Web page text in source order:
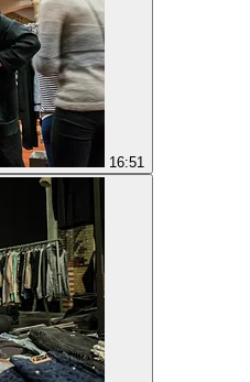
16:51